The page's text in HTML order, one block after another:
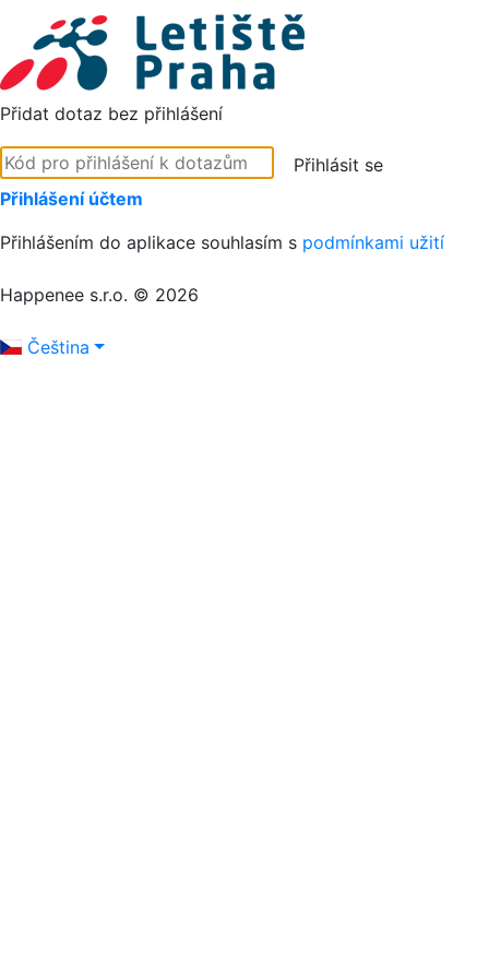
Přidat dotaz bez přihlášení
Přihlásit se
Přihlášení účtem
Přihlášením do aplikace souhlasím s podmínkami užití
Happenee s.r.o. © 2026
Čeština